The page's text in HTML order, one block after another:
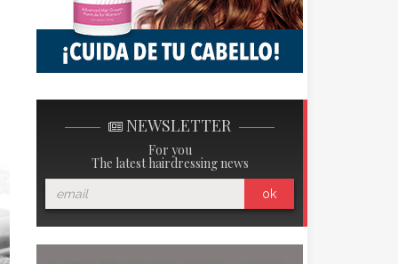
NEWSLETTER
For you
The latest hairdressing news
ok